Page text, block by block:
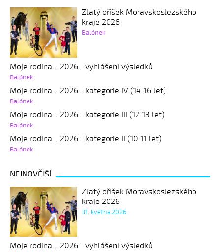
Zlatý oříšek Moravskoslezského
kraje 2026
Balónek
Moje rodina... 2026 - vyhlášení výsledků
Balónek
Moje rodina... 2026 - kategorie IV (14-16 let)
Balónek
Moje rodina... 2026 - kategorie III (12-13 let)
Balónek
Moje rodina... 2026 - kategorie II (10-11 let)
Balónek
NEJNOVĚJŠÍ
Zlatý oříšek Moravskoslezského
kraje 2026
31. května 2026
Moje rodina... 2026 - vyhlášení výsledků